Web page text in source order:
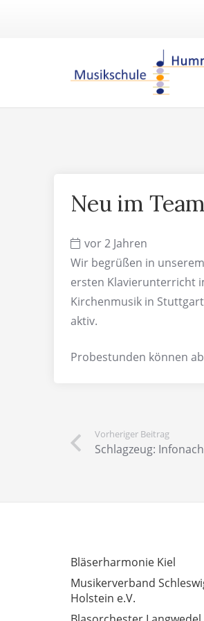
Neu im
vor 2 Jahren
Wir begrüßen in
ersten Klavierunterricht
Kirchenmusik in
aktiv.
Probestunden können
Vorheriger Beitrag
Schlagzeug:
Bläserharmonie Kiel
Musikerverband
Holstein e.V.